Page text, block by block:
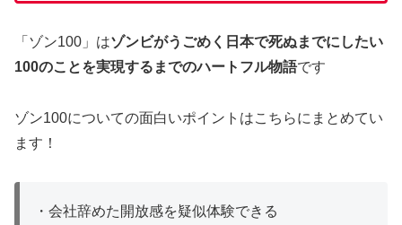
「ゾン100」はゾンビがうごめく日本で死ぬまでにしたい
100のことを実現するまでのハートフル物語です
ゾン100についての面白いポイントはこちらにまとめてい
ます！
・会社辞めた開放感を疑似体験できる